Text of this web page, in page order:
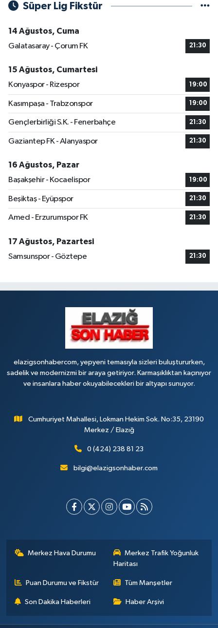
Süper Lig Fikstür
14 Ağustos, Cuma
Galatasaray - Çorum FK
21:30
15 Ağustos, Cumartesi
Konyaspor - Rizespor
19:00
Kasımpaşa - Trabzonspor 19:00
Gençlerbirliği S.K. - Fenerbahçe 21:30
Gaziantep FK - Alanyaspor 21:30
16 Ağustos, Pazar
Başakşehir - Kocaelispor
19:00
Beşiktaş - Eyüpspor 21:30
Amed - Erzurumspor FK 21:30
17 Ağustos, Pazartesi
Samsunspor - Göztepe
21:30
elazigsonhabercom, yepyeni temasıyla sizleri buluştururken,
sadelik ve modernizmi bir araya getiriyor. Karmaşıklıktan kaçınıyor
ve insanlara haber okuyabilecekleri bir altyapı sunuyor.
Cumhuriyet Mahallesi, Lokman Hekim Sok. No:35, 23190
Merkez / Elazığ
0 (424) 238 81 23
bilgi@elazigsonhaber.com
Merkez Hava Durumu
Merkez Trafik Yoğunluk
Haritası
Puan Durumu ve Fikstür Tüm Manşetler
Son Dakika Haberleri Haber Arşivi